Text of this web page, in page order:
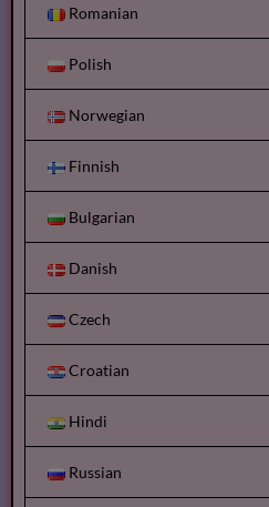
Romanian
Polish
Norwegian
Finnish
Bulgarian
Danish
Czech
Croatian
Hindi
Russian